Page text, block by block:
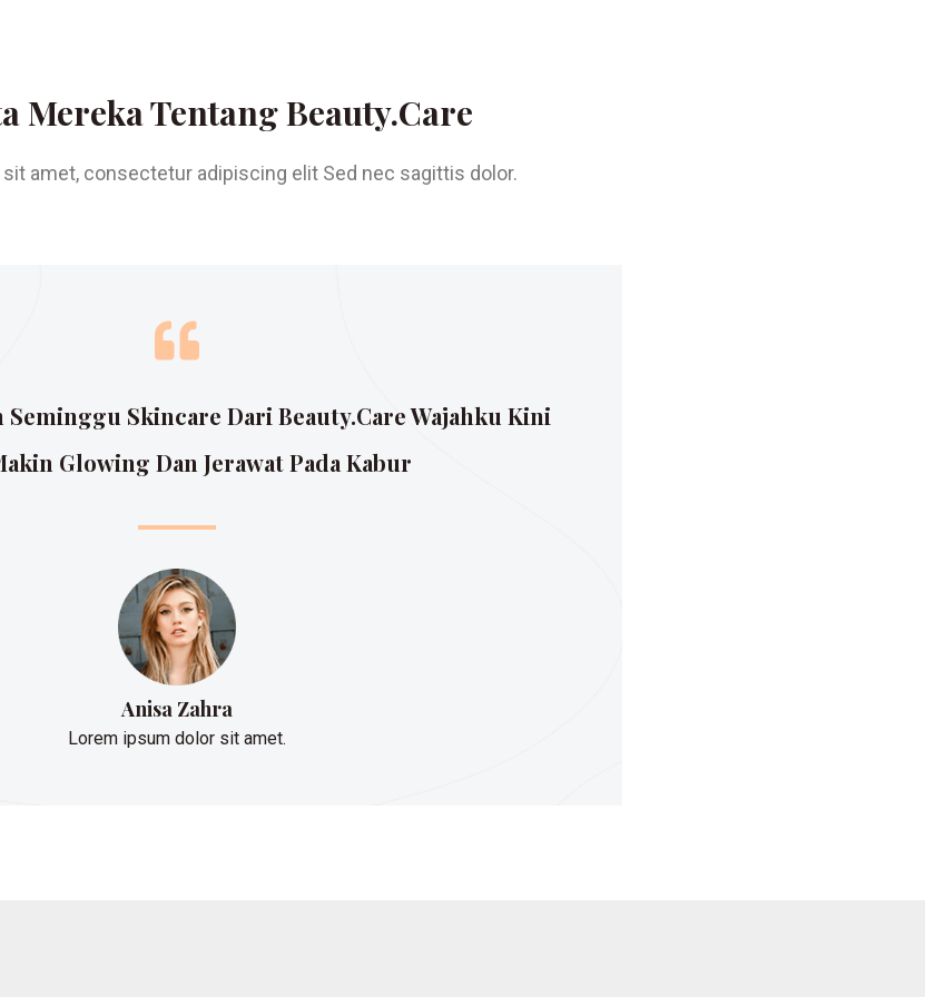
Mereka Tentang Beauty.Care
amet, consectetur adipiscing elit Sed nec sagittis dolor.
Seminggu Skincare Dari Beauty.care Wajahku Kini
Glowing Dan Jerawat Pada Kabur
Anisa Zahra
Lorem ipsum dolor sit amet.